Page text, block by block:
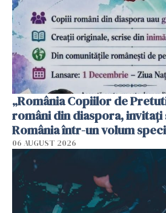
„România Copiilor de
români din diaspora, invitați
România într-un volum
06 AUGUST 2026